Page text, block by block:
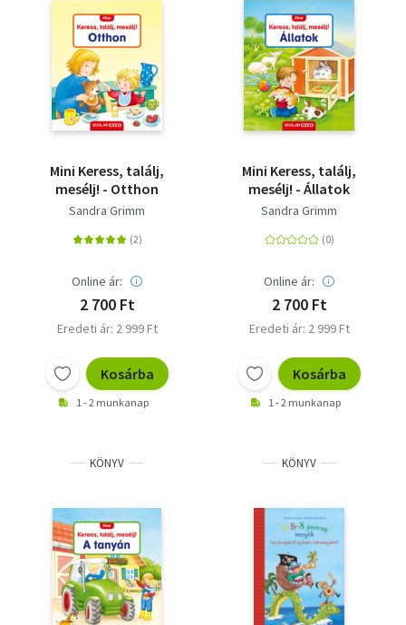
Mini Keress, találj,
mesélj! - Otthon
Sandra Grimm
Online ár:
2 700 Ft
Eredeti ár: 2 999 Ft
Kosárba
1 - 2 munkanap
Mini Keress, találj,
mesélj! - Állatok
Sandra Grimm
Online ár:
2 700 Ft
Eredeti ár: 2 999 Ft
Kosárba
1 - 2 munkanap
KÖNYV KÖNYV